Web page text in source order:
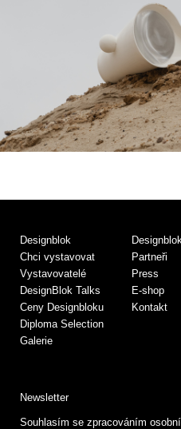
Designblok
Chci vystavovat
Vystavovatelé
DesignBlok Talks
Ceny Designbloku
Diploma Selection
Galerie
Partneři
Press
E-shop
Kontakt
Newsletter
Souhlasím se zpracováním